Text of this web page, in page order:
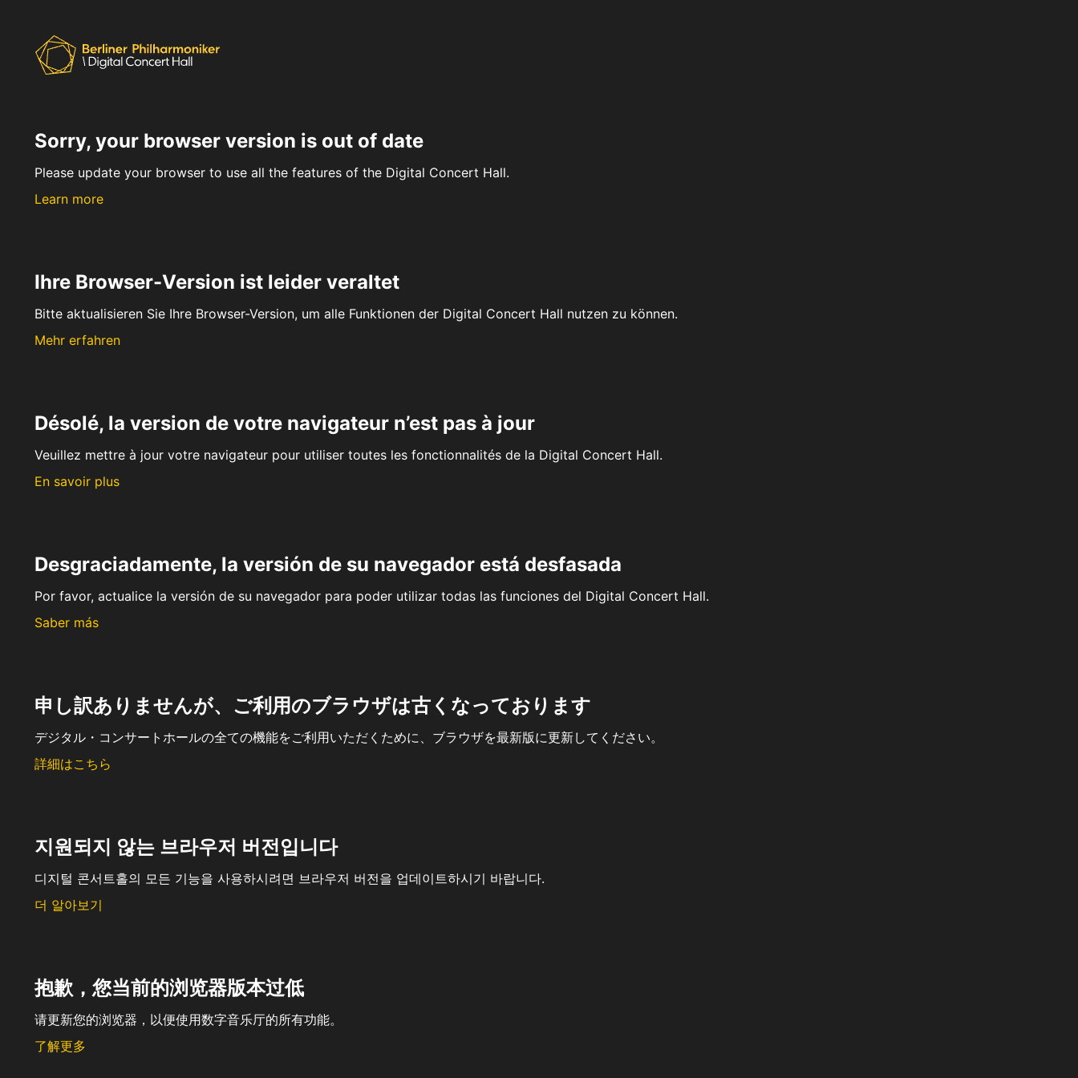
Sorry, your browser version is out of date
Please update your browser to use all the features of the Digital Concert Hall.
Learn more
Ihre Browser-Version ist leider veraltet
Bitte aktualisieren Sie Ihre Browser-Version, um alle Funktionen der Digital Concert Hall nutzen zu können.
Mehr erfahren
Désolé, la version de votre navigateur n’est pas à jour
Veuillez mettre à jour votre navigateur pour utiliser toutes les fonctionnalités de la Digital Concert Hall.
En savoir plus
Desgraciadamente, la versión de su navegador está desfasada
Por favor, actualice la versión de su navegador para poder utilizar todas las funciones del Digital Concert Hall.
Saber más
申し訳ありませんが、ご利用のブラウザは古くなっております
デジタル・コンサートホールの全ての機能をご利用いただくために、ブラウザを最新版に更新してください。
詳細はこちら
지원되지 않는 브라우저 버전입니다
디지털 콘서트홀의 모든 기능을 사용하시려면 브라우저 버전을 업데이트하시기 바랍니다.
더 알아보기
抱歉，您当前的浏览器版本过低
请更新您的浏览器，以便使用数字音乐厅的所有功能。
了解更多